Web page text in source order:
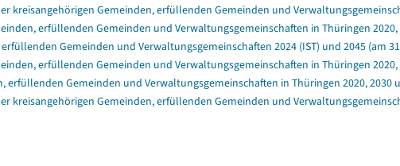
Gemeinden, erfüllenden Gemeinden und
erfüllenden Gemeinden und Verwaltungsgemeinschaften in Thüringen
Gemeinden und Verwaltungsgemeinschaften 2024 (IST) und 2045 (am
erfüllenden Gemeinden und Verwaltungsgemeinschaften in Thüringen 2020,
Gemeinden und Verwaltungsgemeinschaften in Thüringen 2020, 2030
Gemeinden, erfüllenden Gemeinden und